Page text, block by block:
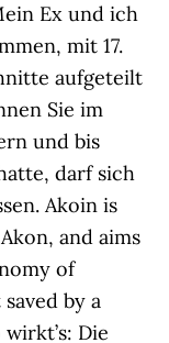
Ex und ich
mit 17.
aufgeteilt
Sie im
und bis
darf sich
Akoin is
and aims
of
by a
Die